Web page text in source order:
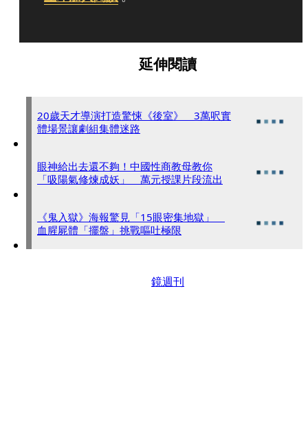
延伸閱讀
20歲天才導演打造驚悚《後室》 3萬呎實
體場景讓劇組集體迷路
眼神給出去還不夠！中國性商教母教你
「吸陽氣修煉成妖」 萬元授課片段流出
《鬼入獄》海報驚見「15眼密集地獄」
血腥屍體「擺盤」挑戰嘔吐極限
鏡週刊